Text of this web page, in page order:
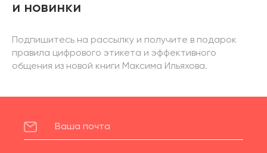
и новинки
Подпишитесь на рассылку и получите в подарок
правила цифрового этикета и эффективного
общения из новой книги Максима Ильяхова.